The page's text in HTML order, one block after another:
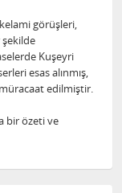
görüşleri,
Kuşeyri
esas alınmış,
edilmiştir.
bir özeti ve